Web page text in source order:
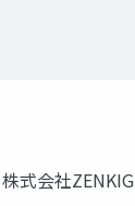
会社